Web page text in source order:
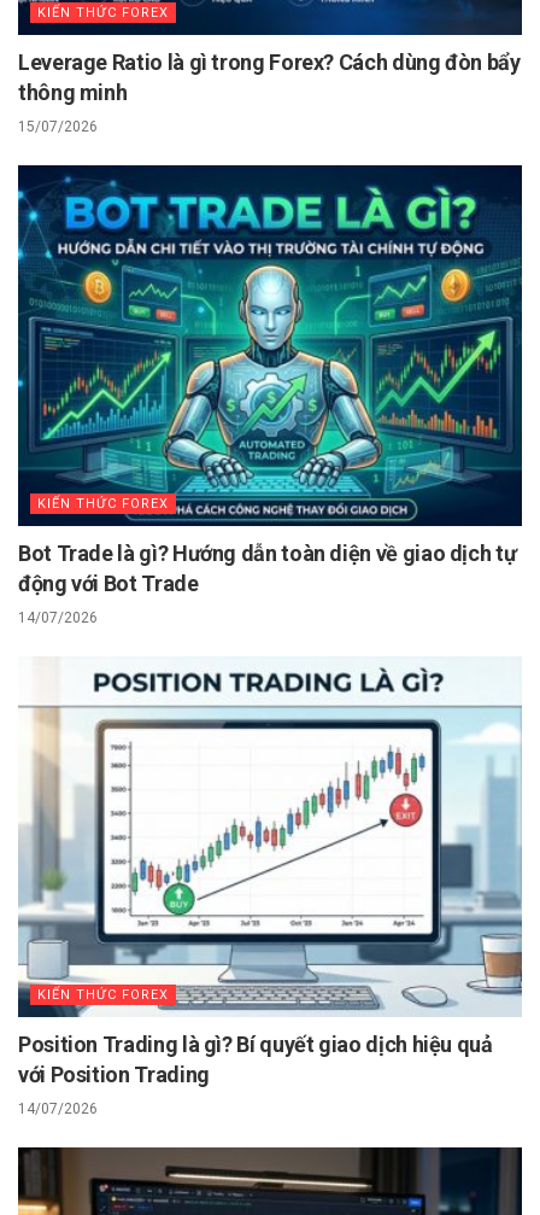
KIẾN THỨC FOREX
Leverage Ratio là gì trong Forex? Cách dùng đòn bẩy
thông minh
15/07/2026
KIẾN THỨC FOREX
Bot Trade là gì? Hướng dẫn toàn diện về giao dịch tự
động với Bot Trade
14/07/2026
KIẾN THỨC FOREX
Position Trading là gì? Bí quyết giao dịch hiệu quả
với Position Trading
14/07/2026